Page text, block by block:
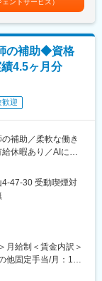
時100以上のPJが
管理
務
社内各部署との調
対して、実際の症
院・基幹病院および
、特定の悪性腫瘍
癌）の細胞分裂
用の医療機器で
身体に貼り、持ち運
腫瘍の増殖を抑え
の補助◆資格
4.5ヶ月分
歓迎
補助／柔軟な働き
休暇あり／AIに変
ます。
など、検査業務の
のを指示を受けつ
4-47-30 受動喫煙対
月給制＜賃金内訳＞
他固定手当/月：1円